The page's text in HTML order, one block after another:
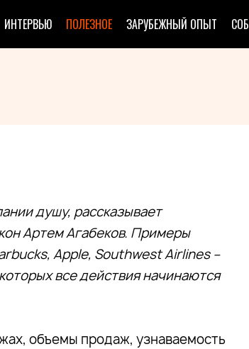
ИНТЕРВЬЮ ПОЛЕЗНОЕ ЗАРУБЕЖНЫЙ ОПЫТ
душу, рассказывает
Артем Агабеков. Примеры
Apple, Southwest Airlines –
все действия начинаются
объемы продаж, узнаваемость